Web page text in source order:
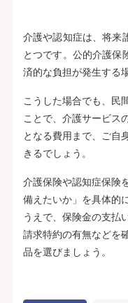
介護や認知症は、将来
とつです。公的介護保
済的な負担が発生する
こうした場合でも、民
ことで、介護サービス
となる費用まで、ご自
きるでしょう。
介護保険や認知症保険
備えたいか」を具体的
うえで、保険金の支払
請求特約の有無などを
品を選びましょう。